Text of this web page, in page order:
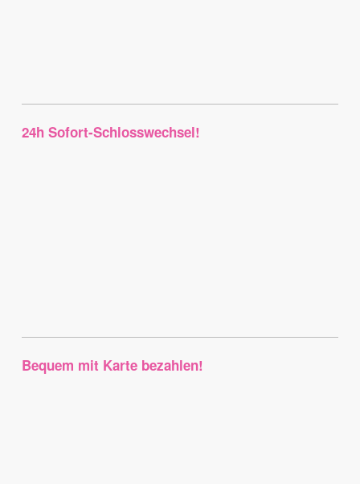
24h Sofort-Schlosswechsel!
Bequem mit Karte bezahlen!